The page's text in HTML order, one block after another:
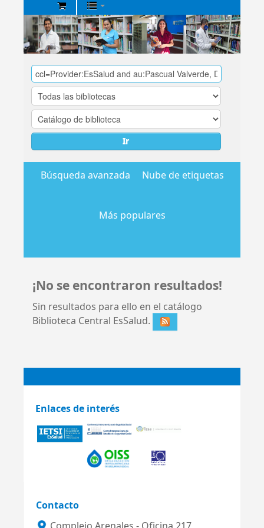
Biblioteca
Central
EsSalud
Ir
Búsqueda avanzada Nube de etiquetas
Más populares
¡No se encontraron resultados!
Sin resultados para ello en el catálogo
Biblioteca Central EsSalud.
Enlaces de interés
Contacto